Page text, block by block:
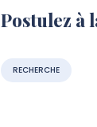
Postulez à
RECHERCHE